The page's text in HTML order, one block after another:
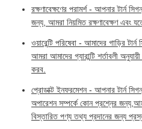
রক্ষণাবেক্ষণের পরামর্শ - আপনার টার্ন
জন্য, আমরা নিয়মিত রক্ষণাবেক্ষণ এবং
ওয়ারেন্টি পরিষেবা - আমাদের গাড়ির
আমরা আমাদের গ্যারান্টি শর্তাবলী
করব.
প্রোডাক্ট ইনফরমেশন - আপনার টার্ন
অপারেশন সম্পর্কে কোন প্রশ্নের
বিস্তারিত পণ্য তথ্য প্রদানের জন্য